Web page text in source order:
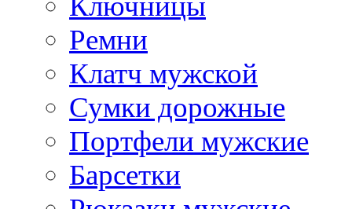
Ремни
Клатч мужской
Сумки дорожные
Портфели мужские
Барсетки